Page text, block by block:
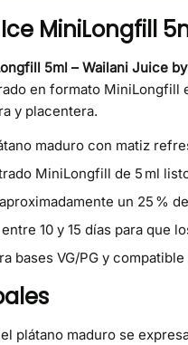
MiniLongfill
5ml – Wailani Juice
en formato
y placentera.
maduro con matiz
MiniLongfill de 5 ml
aproximadamente un 25 %
entre 10 y 15 días para que
bases VG/PG y
el plátano maduro se